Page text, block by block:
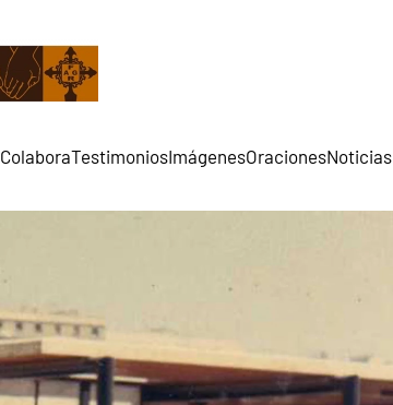
ColaboraTestimoniosImágenesOracionesNoticias